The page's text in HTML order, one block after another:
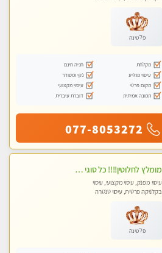
פלטינה
מקלחת
חניה חינם
עיסוי מרגיע
נקי ומסודר
מקום פרטי
עיסוי מקצועי
תמונה אמיתית
דוברת עיברית
077-8053272
מומלץ לחלוטין!!!! כל סוגי העיסויים מעסה מקצועית ואיכותית פרטי!!!
עיסוי מפנק, עיסוי מקצועי, עיסוי
בקלניקה פרטית, עיסוי טנטרה
פלטינה